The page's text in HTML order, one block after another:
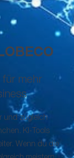
für mehr
und zugleich
KI-Tools
Wenn du die